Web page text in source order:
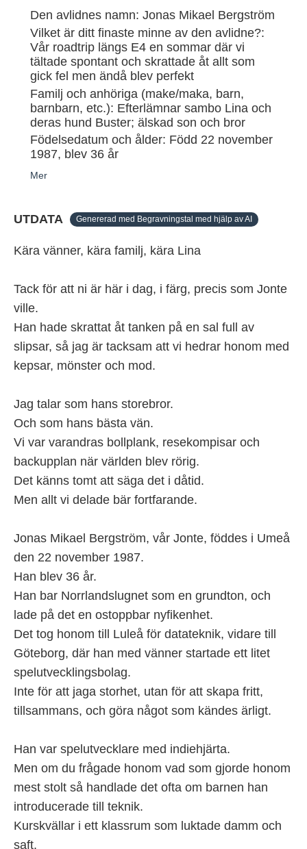
Den avlidnes namn: Jonas Mikael Bergström
Vilket är ditt finaste minne av den avlidne?:
Vår roadtrip längs E4 en sommar där vi
tältade spontant och skrattade åt allt som
gick fel men ändå blev perfekt
Familj och anhöriga (make/maka, barn,
barnbarn, etc.): Efterlämnar sambo Lina och
deras hund Buster; älskad son och bror
Födelsedatum och ålder: Född 22 november
1987, blev 36 år
Mer
UTDATA Genererad med Begravningstal med hjälp av AI
Kära vänner, kära familj, kära Lina
Tack för att ni är här i dag, i färg, precis som Jonte
ville.
Han hade skrattat åt tanken på en sal full av
slipsar, så jag är tacksam att vi hedrar honom med
kepsar, mönster och mod.
Jag talar som hans storebror.
Och som hans bästa vän.
Vi var varandras bollplank, resekompisar och
backupplan när världen blev rörig.
Det känns tomt att säga det i dåtid.
Men allt vi delade bär fortfarande.
Jonas Mikael Bergström, vår Jonte, föddes i Umeå
den 22 november 1987.
Han blev 36 år.
Han bar Norrlandslugnet som en grundton, och
lade på det en ostoppbar nyfikenhet.
Det tog honom till Luleå för datateknik, vidare till
Göteborg, där han med vänner startade ett litet
spelutvecklingsbolag.
Inte för att jaga storhet, utan för att skapa fritt,
tillsammans, och göra något som kändes ärligt.
Han var spelutvecklare med indiehjärta.
Men om du frågade honom vad som gjorde honom
mest stolt så handlade det ofta om barnen han
introducerade till teknik.
Kurskvällar i ett klassrum som luktade damm och
saft.